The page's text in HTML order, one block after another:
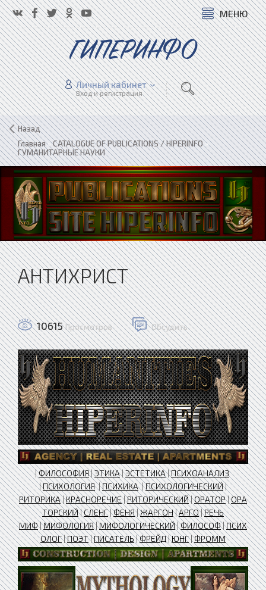
МЕНЮ
ГИПЕРИНФО
Личный кабинет
Вход и регистрация
Назад
Главная»CATALOGUE OF PUBLICATIONS / HIPERINFO»
ГУМАНИТАРНЫЕ НАУКИ
АНТИХРИСТ
10615 Просмотров Обсудить
|ФИЛОСОФИЯ|ЭТИКА|ЭСТЕТИКА|ПСИХОАНАЛИЗ
|ПСИХОЛОГИЯ|ПСИХИКА|ПСИХОЛОГИЧЕСКИЙ|
РИТОРИКА|КРАСНОРЕЧИЕ|РИТОРИЧЕСКИЙ|ОРАТОР|ОРА
ТОРСКИЙ|СЛЕНГ|ФЕНЯ|ЖАРГОН|АРГО|РЕЧЬ
МИФ|МИФОЛОГИЯ|МИФОЛОГИЧЕСКИЙ|ФИЛОСОФ|ПСИХ
ОЛОГ|ПОЭТ|ПИСАТЕЛЬ|​ФРЕЙД|ЮНГ|ФРОММ